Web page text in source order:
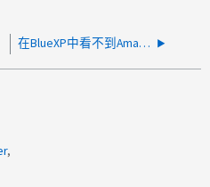
在BlueXP中看不到Amazon FSx集群之间的复制